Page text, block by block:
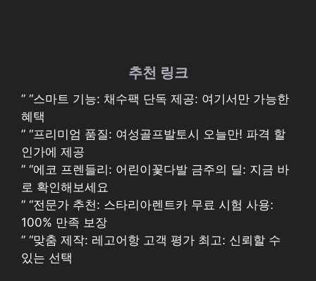
추천 링크
” “스마트 기능: 채수팩 단독 제공: 여기서만 가능한
혜택
” “프리미엄 품질: 여성골프발토시 오늘만! 파격 할
인가에 제공
” “에코 프렌들리: 어린이꽃다발 금주의 딜: 지금 바
로 확인해보세요
” “전문가 추천: 스타리아렌트카 무료 시험 사용:
100% 만족 보장
” “맞춤 제작: 레고어항 고객 평가 최고: 신뢰할 수
있는 선택